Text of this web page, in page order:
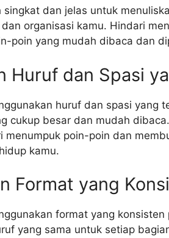
singkat dan jelas untuk
organisasi kamu. Hindari
poin yang mudah dibaca dan
Huruf dan Spasi
huruf dan spasi yang
cukup besar dan mudah
menumpuk poin-poin dan
kamu.
Format yang
format yang
yang sama untuk setiap